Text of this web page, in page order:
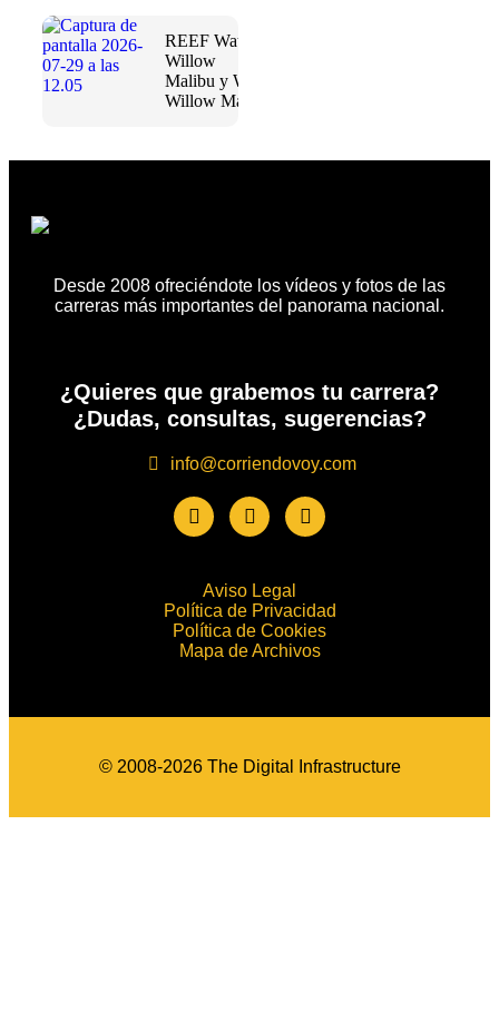
REEF Water
Willow
Malibu y Water
Willow Maya
Desde 2008 ofreciéndote los vídeos y fotos de las
carreras más importantes del panorama nacional.
¿Quieres que grabemos tu carrera?
¿Dudas, consultas, sugerencias?
info@corriendovoy.com
Aviso Legal
Política de Privacidad
Política de Cookies
Mapa de Archivos
© 2008-2026 The Digital Infrastructure